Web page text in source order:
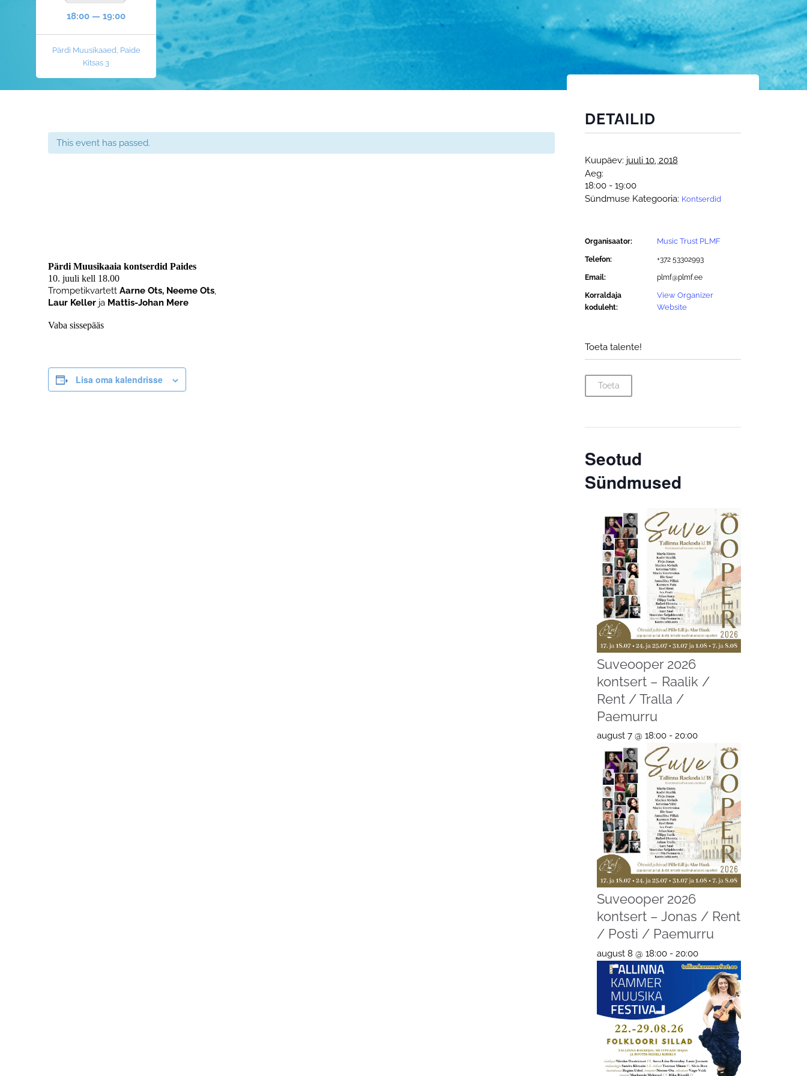
18:00 — 19:00
Pärdi Muusikaaed, Paide
Kitsas 3
This event has passed.
Pärdi Muusikaaia kontserdid Paides
10. juuli kell 18.00
Trompetikvartett Aarne Ots, Neeme Ots,
Laur Keller ja Mattis-Johan Mere
Vaba sissepääs
Lisa oma kalendrisse
DETAILID
Kuupäev: juuli 10, 2018
Aeg:
18:00 - 19:00
Sündmuse Kategooria: Kontserdid
Organisaator: Music Trust PLMF
Telefon: +372 53302993
Email: plmf@plmf.ee
Korraldaja
koduleht:
View Organizer
Website
Toeta talente!
Toeta
Seotud
Sündmused
Suveooper 2026
kontsert – Raalik /
Rent / Tralla /
Paemurru
august 7 @ 18:00- 20:00
Suveooper 2026
kontsert – Jonas / Rent
/ Posti / Paemurru
august 8 @ 18:00- 20:00